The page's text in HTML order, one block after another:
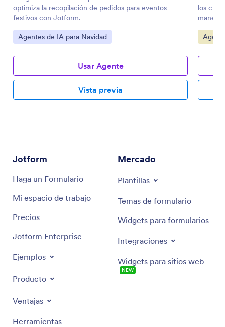
optimiza la recopilación de pedidos para eventos
festivos con Jotform.
Ir a Categoría:
Agentes de IA para Navidad
Usar Agente
Vista previa
los
manera
Ir a
Jotform
Haga un Formulario
Mi espacio de trabajo
Precios
Jotform Enterprise
Ejemplos
Producto
Ventajas
Herramientas
Mercado
Plantillas
Temas de formulario
Widgets para formularios
Integraciones
Widgets para sitios web
NEW